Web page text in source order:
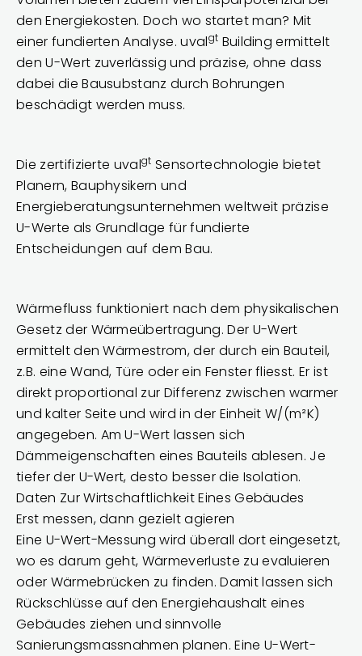
den Energiekosten. Doch wo startet man? Mit
einer fundierten Analyse. uvalgt Building ermittelt
den U-Wert zuverlässig und präzise, ohne dass
dabei die Bausubstanz durch Bohrungen
beschädigt werden muss.
Die zertifizierte uvalgt Sensortechnologie bietet
Planern, Bauphysikern und
Energieberatungsunternehmen weltweit präzise
U-Werte als Grundlage für fundierte
Entscheidungen auf dem Bau.
Wärmefluss funktioniert nach dem physikalischen
Gesetz der Wärmeübertragung. Der U-Wert
ermittelt den Wärmestrom, der durch ein Bauteil,
z.B. eine Wand, Türe oder ein Fenster fliesst. Er ist
direkt proportional zur Differenz zwischen warmer
und kalter Seite und wird in der Einheit W/(m²K)
angegeben. Am U-Wert lassen sich
Dämmeigenschaften eines Bauteils ablesen. Je
tiefer der U-Wert, desto besser die Isolation.
Daten Zur Wirtschaftlichkeit Eines Gebäudes
Erst messen, dann gezielt agieren
Eine U-Wert-Messung wird überall dort eingesetzt,
wo es darum geht, Wärmeverluste zu evaluieren
oder Wärmebrücken zu finden. Damit lassen sich
Rückschlüsse auf den Energiehaushalt eines
Gebäudes ziehen und sinnvolle
Sanierungsmassnahmen planen. Eine U-Wert-